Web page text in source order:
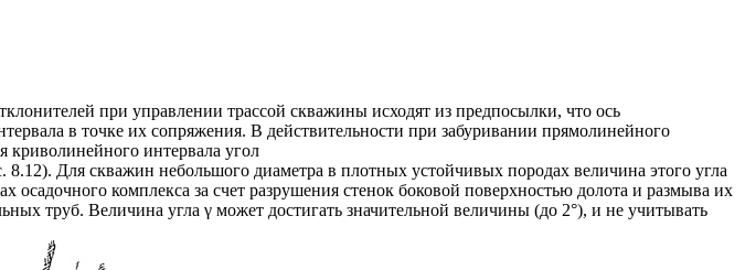
при управлении трассой скважины исходят из предпосылки, что ось
в точке их сопряжения. В действительности при забуривании прямолинейного
криволинейного интервала угол
8.12). Для скважин небольшого диаметра в плотных устойчивых породах величина этого угла
комплекса за счет разрушения стенок боковой поверхностью долота и размыва их
труб. Величина угла γ может достигать значительной величины (до 2°), и не учитывать